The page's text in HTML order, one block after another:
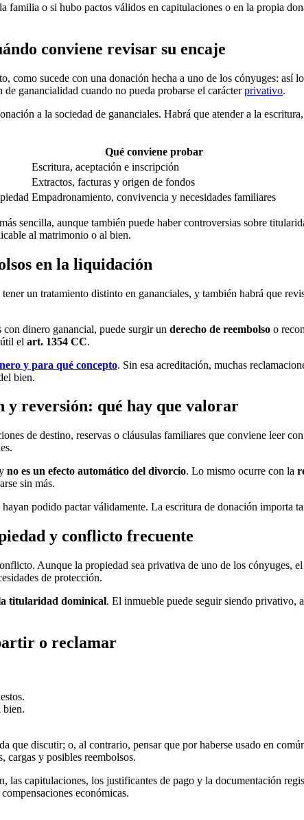
familia o si hubo pactos válidos en capitulaciones o en la propia
conviene revisar su encaje
como sucede con una donación hecha a uno de los cónyuges: así
de ganancialidad cuando no pueda probarse el carácterprivativo.
a la sociedad de gananciales. Habrá que atender a la
Qué conviene probar
Escritura, aceptación e inscripción
Extractos, facturas y origen de fondos
Empadronamiento, convivencia y necesidades familiares
sencilla, aunque también puede haber controversias sobre
al matrimonio o al bien.
en la liquidación
tener un tratamiento distinto en gananciales, y también habrá que
con dinero ganancial, puede surgir un derecho de reembolso o
el art. 1354 CC.
y para qué concepto. Sin esa acreditación, muchas
bien.
y reversión: qué hay que valorar
de destino, reservas o cláusulas familiares que conviene leer
no es un efecto automático del divorcio. Lo mismo ocurre con la
sin más.
podido pactar válidamente. La escritura de donación importa
y conflicto frecuente
Aunque la propiedad sea privativa de uno de los cónyuges, el
de protección.
titularidad dominical. El inmueble puede seguir siendo privativo,
o reclamar
bien.
que discutir; o, al contrario, pensar que por haberse usado en
cargas y posibles reembolsos.
las capitulaciones, los justificantes de pago y la documentación
económicas.